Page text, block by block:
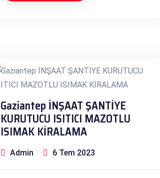
Gaziantep İNŞAAT ŞANTİYE
KURUTUCU ISITICI MAZOTLU
ISIMAK KİRALAMA
Admin 6 Tem 2023